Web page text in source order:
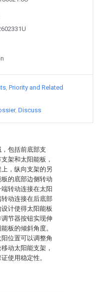
包括前底部支
架和太阳能板，
，纵向支架的另
的底部边侧转动
转动连接在太阳
动连接在后底部
计使得太阳能板
节器按钮实现伸
板的倾斜角度。
位置可以调整角
动太阳能支架，
使用稳定性。
Priority and Related
Discuss